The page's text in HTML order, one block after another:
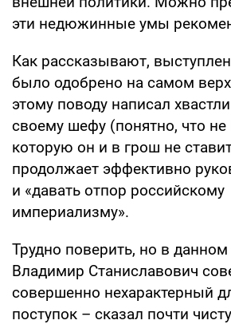
эти недюжинные умы
Как рассказывают,
было одобрено на самом
этому поводу написал
своему шефу (понятно, что не
которую он и в грош не
продолжает эффективно
и «давать отпор российскому
империализму».
Трудно поверить, но в данном
Владимир Станиславович
совершенно нехарактерный
поступок – сказал почти